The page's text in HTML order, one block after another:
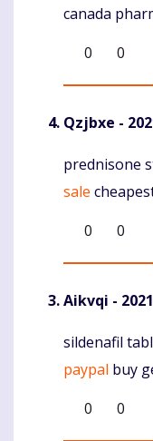
canada
0
0
Qzjbxe -
Komentaras
prednisone
sale
0
0
Aikvqi -
Komentaras
sildenafil
paypal buy
0
0